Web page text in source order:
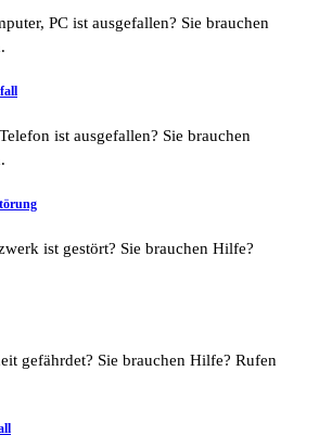
PC ist ausgefallen? Sie brauchen
ist ausgefallen? Sie brauchen
ist gestört? Sie brauchen Hilfe?
gefährdet? Sie brauchen Hilfe? Rufen